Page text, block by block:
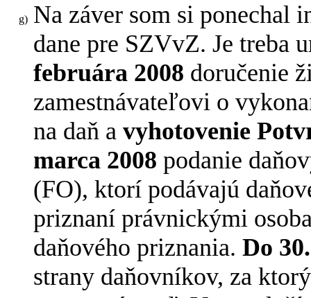
Na záver som si ponechal
dane pre SZVvZ. Je treba
februára 2008 doručenie
zamestnávateľovi o
na daň a vyhotovenie
marca 2008 podanie
(FO), ktorí podávajú
priznaní právnickými
daňového priznania. Do
strany daňovníkov, za